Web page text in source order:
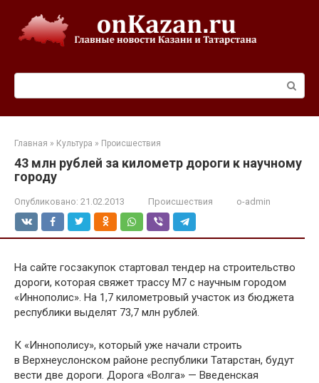
контенту
Главная » Культура » Происшествия
43 млн рублей за километр дороги к научному
городу
Опубликовано: 21.02.2013 Происшествия o-admin
На сайте госзакупок стартовал тендер на строительство
дороги, которая свяжет трассу М7 с научным городом
«Иннополис». На 1,7 километровый участок из бюджета
республики выделят 73,7 млн рублей.
К «Иннополису», который уже начали строить
в Верхнеуслонском районе республики Татарстан, будут
вести две дороги. Дорога «Волга» — Введенская